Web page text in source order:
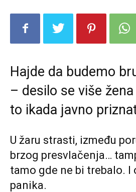
Hajde da budemo
– desilo se više
to ikada javno
U žaru strasti, između
brzog presvlačenja…
tamo gde ne bi trebalo. I
panika.